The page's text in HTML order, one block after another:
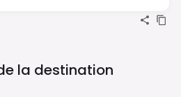
la destination